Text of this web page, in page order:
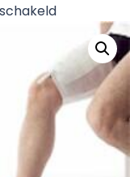
voor
Conveen
maat
Medium
–